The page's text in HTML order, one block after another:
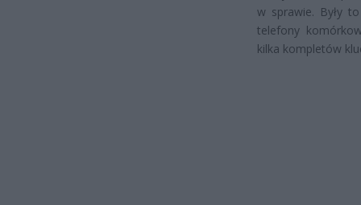
w sprawie. Były
telefony
kilka kompletów